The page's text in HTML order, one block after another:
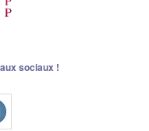
sociaux !